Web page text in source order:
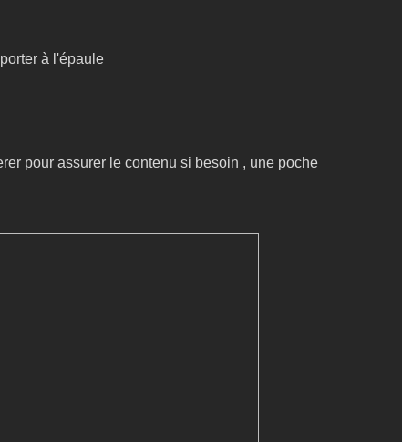
à l'épaule
pour assurer le contenu si besoin , une poche